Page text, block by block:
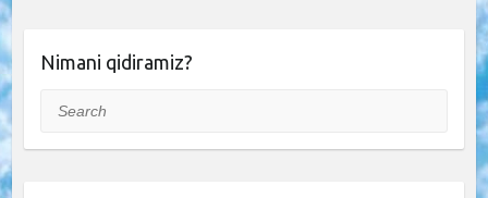
Nimani qidiramiz?
Search